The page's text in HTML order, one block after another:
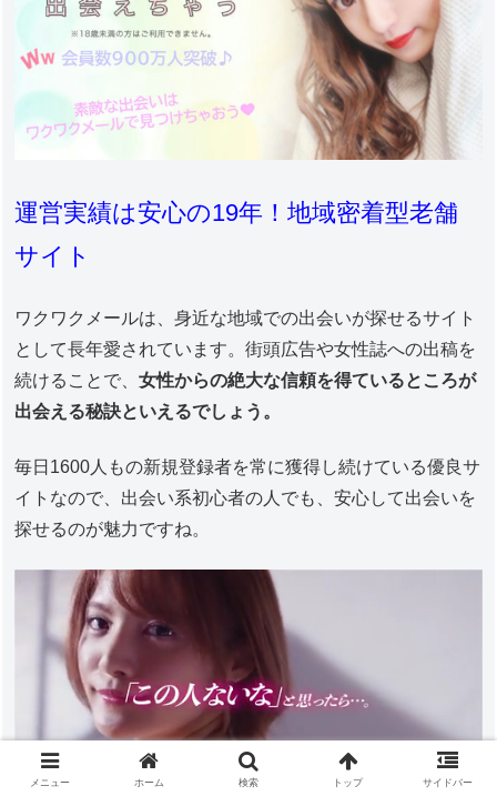
運営実績は安心の19年！地域密着型老舗
サイト
ワクワクメールは、身近な地域での出会いが探せるサイト
として長年愛されています。街頭広告や女性誌への出稿を
続けることで、女性からの絶大な信頼を得ているところが
出会える秘訣といえるでしょう。
毎日1600人もの新規登録者を常に獲得し続けている優良サ
イトなので、出会い系初心者の人でも、安心して出会いを
探せるのが魅力ですね。
メニュー ホーム 検索 トップ サイドバー